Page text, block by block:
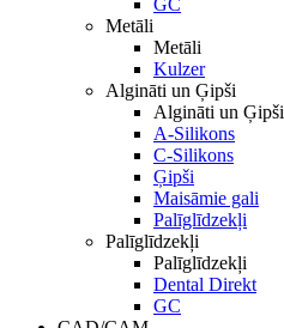
GC
Metāli
Metāli
Kulzer
Algināti un Ģipši
Algināti un Ģipši
A-Silikons
C-Silikons
Ģipši
Maisāmie gali
Palīglīdzekļi
Palīglīdzekļi
Palīglīdzekļi
Dental Direkt
GC